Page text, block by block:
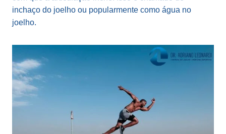
inchaço do joelho ou popularmente como água no
joelho.